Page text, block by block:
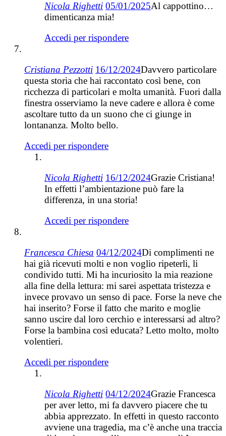
Nicola Righetti 05/01/2025Al cappottino…
dimenticanza mia!
Accedi per rispondere
Cristiana Pezzotti 16/12/2024Davvero particolare
questa storia che hai raccontato così bene, con
ricchezza di particolari e molta umanità. Fuori dalla
finestra osserviamo la neve cadere e allora è come
ascoltare tutto da un suono che ci giunge in
lontananza. Molto bello.
Accedi per rispondere
Nicola Righetti 16/12/2024Grazie Cristiana!
In effetti l’ambientazione può fare la
differenza, in una storia!
Accedi per rispondere
Francesca Chiesa 04/12/2024Di complimenti ne
hai già ricevuti molti e non voglio ripeterli, li
condivido tutti. Mi ha incuriosito la mia reazione
alla fine della lettura: mi sarei aspettata tristezza e
invece provavo un senso di pace. Forse la neve che
hai inserito? Forse il fatto che marito e moglie
sanno uscire dal loro cerchio e interessarsi ad altro?
Forse la bambina così educata? Letto molto, molto
volentieri.
Accedi per rispondere
Nicola Righetti 04/12/2024Grazie Francesca
per aver letto, mi fa davvero piacere che tu
abbia apprezzato. In effetti in questo racconto
avviene una tragedia, ma c’è anche una traccia